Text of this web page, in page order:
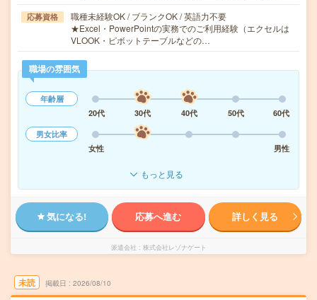
応募資格
職種未経験OK / ブランクOK / 英語力不要
★Excel・PowerPointの実務でのご利用経験（エクセルは
VLOOK・ピボットテーブルなどの…
職場の雰囲気
年齢層
20代
30代 40代 50代
60代
男女比率
女性
男性
もっと見る
気になる! 応募へ進む 詳しく見る
派遣会社 株式会社レゾナゲート
未読 掲載日 2026/08/10